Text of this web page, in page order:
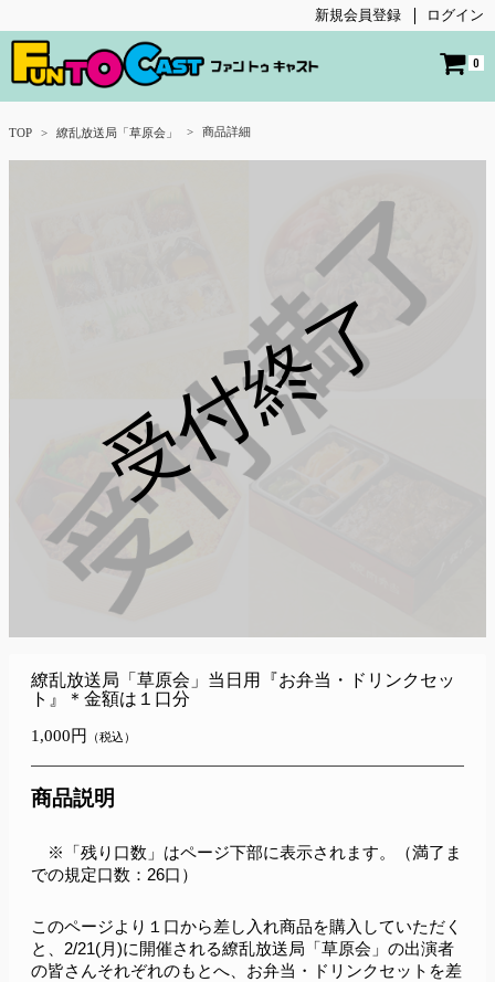
新規会員登録 ログイン
0
TOP 繚乱放送局「草原会」 商品詳細
受付終了
繚乱放送局「草原会」当日用『お弁当・ドリンクセッ
ト』＊金額は１口分
1,000円 （税込）
商品説明
※「残り口数」はページ下部に表示されます。（満了ま
での規定口数：26口）
このページより１口から差し入れ商品を購入していただく
と、2/21(月)に開催される繚乱放送局「草原会」の出演者
の皆さんそれぞれのもとへ、お弁当・ドリンクセットを差